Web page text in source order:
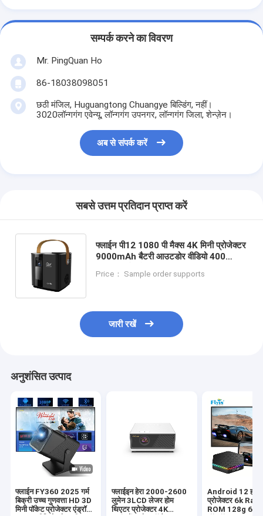
सम्पर्क करने का विवरण
Mr. PingQuan Ho
86-18038098051
छठी मंजिल, Huguangtong Chuangye बिल्डिंग, नहीं।
3020लॉन्गगंग एवेन्यू, लॉन्गगंग उपनगर, लॉन्गगंग जिला, शेन्ज़ेन।
अब से संपर्क करें
सबसे उत्तम प्रतिदान प्राप्त करें
फ्लाईन पी12 1080 पी मैक्स 4K मिनी प्रोजेक्टर
9000mAh बैटरी आउटडोर वीडियो 400
डीएलपी लिंक 3 डी प्रोजेक्टर
Price： Sample order supports
जारी रखें
अनुशंसित उत्पाद
फ्लाईन FY360 2025 गर्म
बिक्री उच्च गुणवत्ता HD 3D
मिनी पॉकेट प्रोजेक्टर एंड्रॉयड
फ्लाईइन हेरा 2000-2600
लुमेन 3LCD लेजर होम
थिएटर प्रोजेक्टर 4K
Android 12 होम
प्रोजेक्टर 6k
ROM 128g